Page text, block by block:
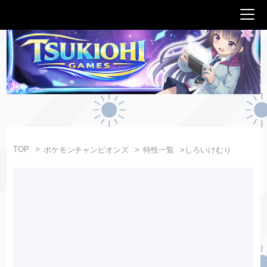
TOP ポケモンチャンピオンズ 特性一覧 しろいけむり